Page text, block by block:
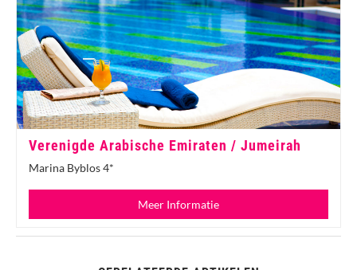
Verenigde Arabische Emiraten / Jumeirah
Marina Byblos 4*
Meer Informatie